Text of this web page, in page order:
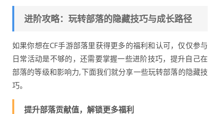
进阶攻略：玩转部落的隐藏技巧与成长路径
如果你想在CF手游部落里获得更多的福利和认可，仅仅参与
日常活动是不够的，还需要掌握一些进阶技巧，提升自己在
部落的等级和影响力,下面我们就分享一些玩转部落的隐藏技
巧。
提升部落贡献值，解锁更多福利